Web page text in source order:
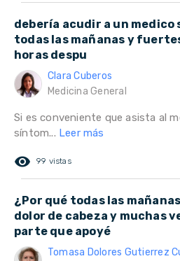
debería acudir a un medico
todas las mañanas y
horas despu
Clara Cuberos
Medicina General
Si es conveniente que asista al
síntom... Leer más
remove_red_eye 99 vistas
¿Por qué todas las
dolor de cabeza y muchas
parte que apoyé
Tomasa Dolores Gutierrez